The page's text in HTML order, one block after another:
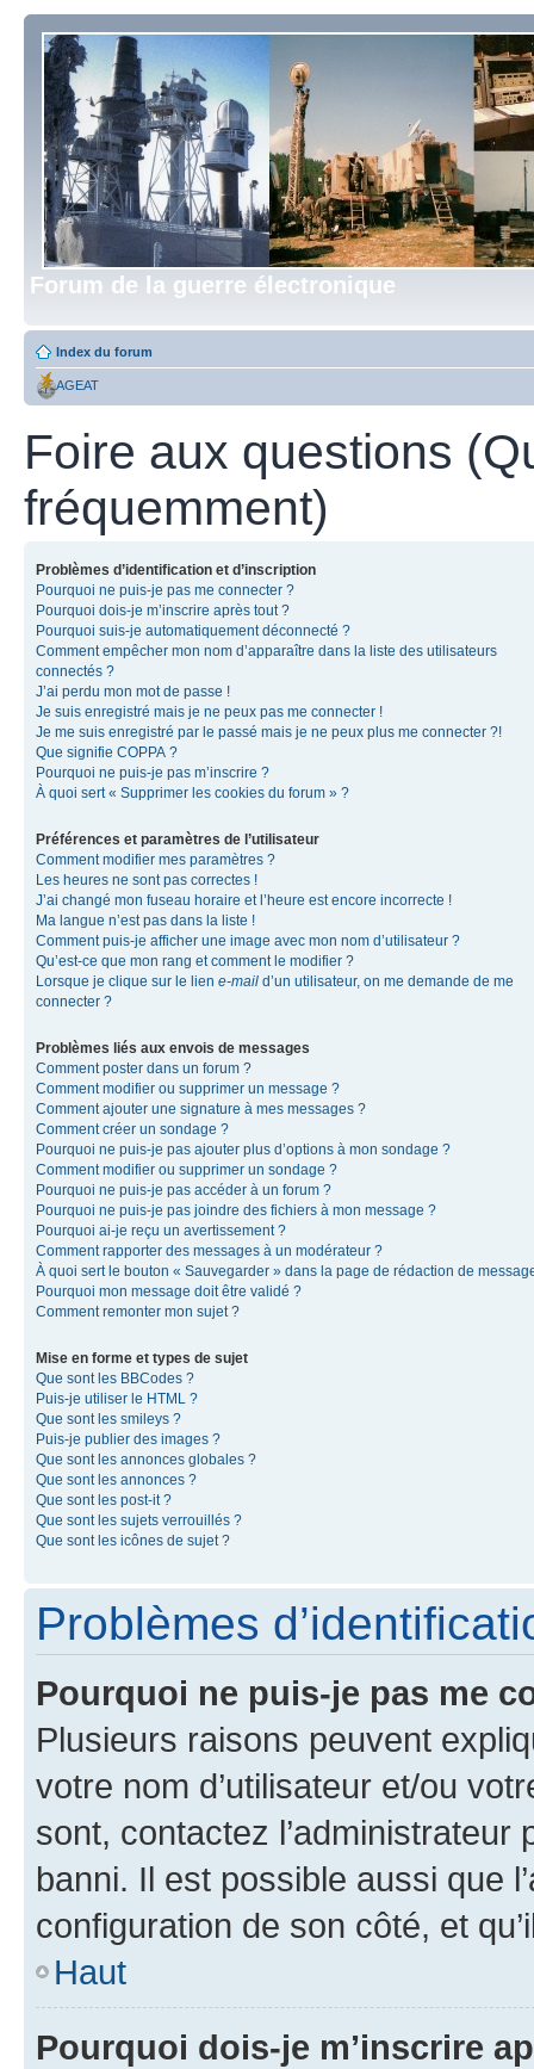
Forum de la guerre électronique
Index du forum
AGEAT
Foire aux questions
fréquemment)
Problèmes d’identification et d’inscription
Pourquoi ne puis-je pas me connecter ?
Pourquoi dois-je m’inscrire après tout ?
Pourquoi suis-je automatiquement déconnecté ?
Comment empêcher mon nom d’apparaître dans la liste des utilisateurs
connectés ?
J’ai perdu mon mot de passe !
Je suis enregistré mais je ne peux pas me connecter !
Je me suis enregistré par le passé mais je ne peux plus me connecter ?!
Que signifie COPPA ?
Pourquoi ne puis-je pas m’inscrire ?
À quoi sert « Supprimer les cookies du forum » ?
Préférences et paramètres de l’utilisateur
Comment modifier mes paramètres ?
Les heures ne sont pas correctes !
J’ai changé mon fuseau horaire et l’heure est encore incorrecte !
Ma langue n’est pas dans la liste !
Comment puis-je afficher une image avec mon nom d’utilisateur ?
Qu’est-ce que mon rang et comment le modifier ?
Lorsque je clique sur le lien e-mail d’un utilisateur, on me demande de me
connecter ?
Problèmes liés aux envois de messages
Comment poster dans un forum ?
Comment modifier ou supprimer un message ?
Comment ajouter une signature à mes messages ?
Comment créer un sondage ?
Pourquoi ne puis-je pas ajouter plus d’options à mon sondage ?
Comment modifier ou supprimer un sondage ?
Pourquoi ne puis-je pas accéder à un forum ?
Pourquoi ne puis-je pas joindre des fichiers à mon message ?
Pourquoi ai-je reçu un avertissement ?
Comment rapporter des messages à un modérateur ?
À quoi sert le bouton « Sauvegarder » dans la page de rédaction de
Pourquoi mon message doit être validé ?
Comment remonter mon sujet ?
Mise en forme et types de sujet
Que sont les BBCodes ?
Puis-je utiliser le HTML ?
Que sont les smileys ?
Puis-je publier des images ?
Que sont les annonces globales ?
Que sont les annonces ?
Que sont les post-it ?
Que sont les sujets verrouillés ?
Que sont les icônes de sujet ?
Problèmes
Pourquoi ne puis-je pas me
Plusieurs raisons peuvent
votre nom d’utilisateur et/ou
sont, contactez l’administrateur
banni. Il est possible aussi que
configuration de son côté, et
Haut
Pourquoi dois-je m’inscrire